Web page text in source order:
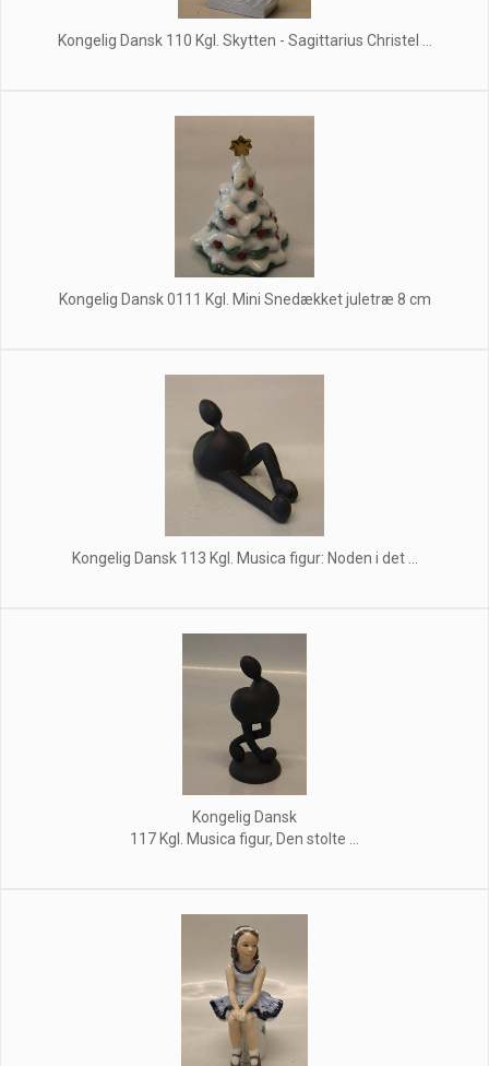
Kongelig Dansk 110 Kgl. Skytten - Sagittarius Christel ...
Kongelig Dansk 0111 Kgl. Mini Snedækket juletræ 8 cm
Kongelig Dansk 113 Kgl. Musica figur: Noden i det ...
Kongelig Dansk
117 Kgl. Musica figur, Den stolte ...